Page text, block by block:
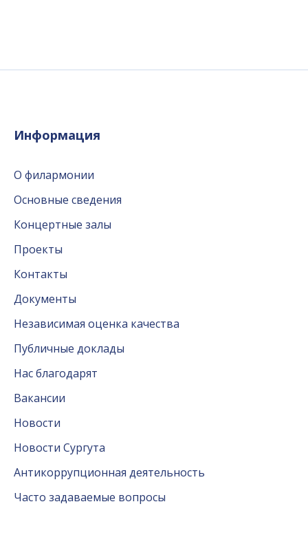
Информация
О филармонии
Основные сведения
Концертные залы
Проекты
Контакты
Документы
Независимая оценка качества
Публичные доклады
Нас благодарят
Вакансии
Новости
Новости Сургута
Антикоррупционная деятельность
Часто задаваемые вопросы